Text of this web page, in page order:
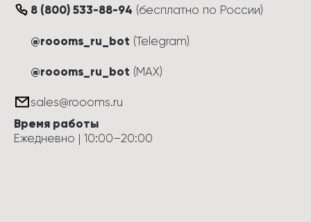
8 (800) 533-88-94 (бесплатно по России)
@roooms_ru_bot (Telegram)
@roooms_ru_bot (MAX)
sales@roooms.ru
Время работы
Ежедневно | 10:00–20:00